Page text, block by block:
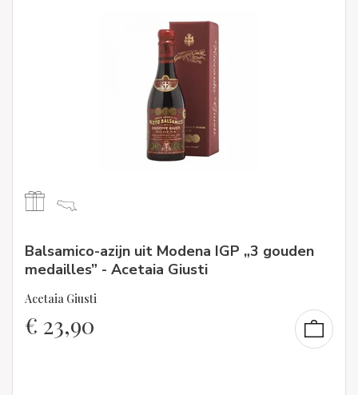
Balsamico-azijn uit Modena IGP „3 gouden
medailles” - Acetaia Giusti
Acetaia Giusti
€ 23,90